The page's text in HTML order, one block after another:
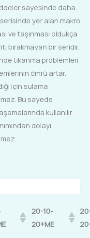
sayesinde daha
yer alan makro
ve taşınması oldukça
bırakmayan bir seridir.
tıkanma problemleri
ömrü artar.
için sulama
Bu sayede
kullanılır.
dolayı
20-10-
20+ME